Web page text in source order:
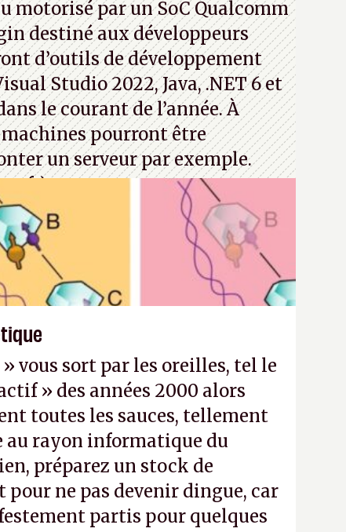
motorisé par un SoC Qualcomm
destiné aux développeurs
d’outils de développement
Studio 2022, Java, .NET 6 et
le courant de l’année. À
pourront être
un serveur par exemple.
vous sort par les oreilles, tel le
» des années 2000 alors
toutes les sauces, tellement
au rayon informatique du
préparez un stock de
ne pas devenir dingue, car
partis pour quelques